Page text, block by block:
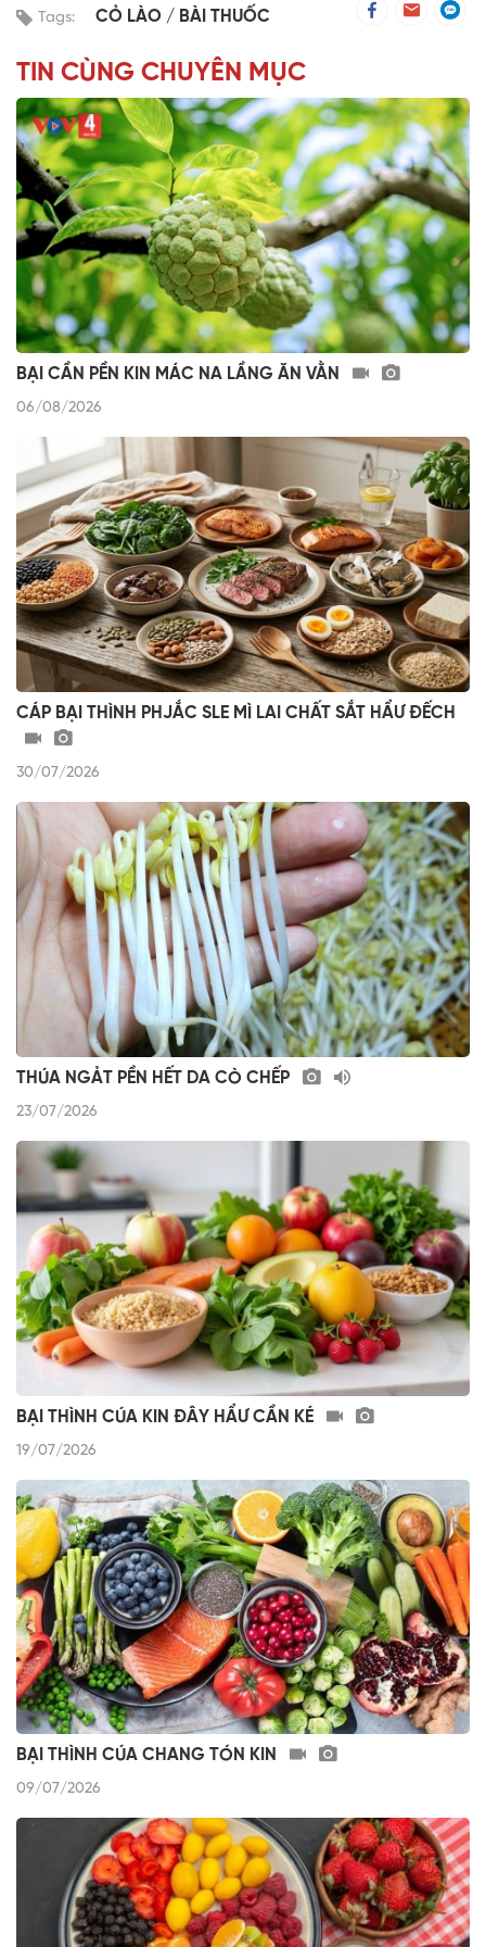
Tags: CỎ LÀO BÀI THUỐC
TIN CÙNG CHUYÊN MỤC
BẠI CẦN PỀN KIN MÁC NA LẦNG ĂN VẰN
06/08/2026
CÁP BẠI THÌNH PHJẮC SLE MÌ LAI CHẤT SẮT HẨƯ ĐẾCH
30/07/2026
THÚA NGẢT PỀN HẾT DA CÒ CHẾP
23/07/2026
BẠI THÌNH CÚA KIN ĐÂY HẨƯ CẦN KÉ
19/07/2026
BẠI THÌNH CÚA CHANG TÓN KIN
09/07/2026